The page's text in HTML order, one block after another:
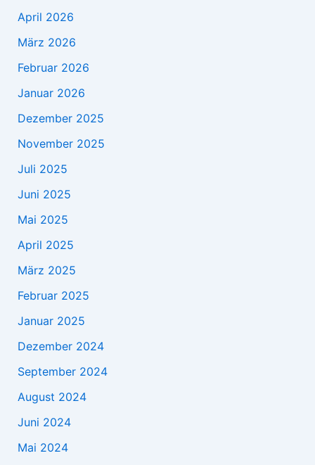
April 2026
März 2026
Februar 2026
Januar 2026
Dezember 2025
November 2025
Juli 2025
Juni 2025
Mai 2025
April 2025
März 2025
Februar 2025
Januar 2025
Dezember 2024
September 2024
August 2024
Juni 2024
Mai 2024